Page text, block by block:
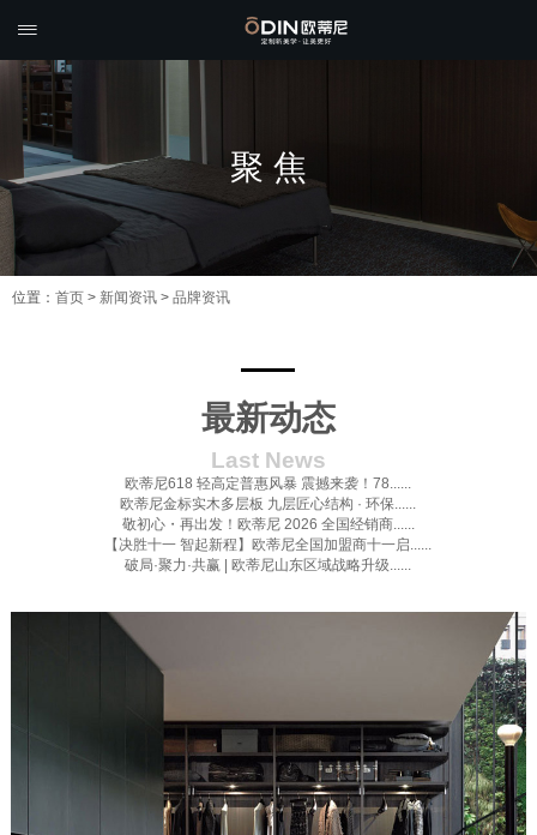

聚 焦
位置： 首页 > 新闻资讯 > 品牌资讯
最新动态
Last News
欧蒂尼618 轻高定普惠风暴 震撼来袭！78......
欧蒂尼金标实木多层板 九层匠心结构 · 环保......
敬初心・再出发！欧蒂尼 2026 全国经销商......
【决胜十一 智起新程】欧蒂尼全国加盟商十一启......
破局·聚力·共赢 | 欧蒂尼山东区域战略升级......